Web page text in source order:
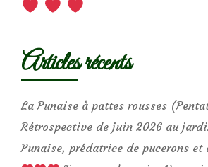
Articles récents
La Punaise à pattes rousses
Rétrospective de juin 2026 au
Punaise, prédatrice de pucerons et